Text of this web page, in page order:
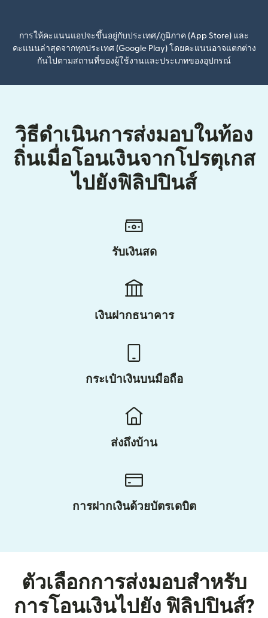
การให้คะแนนแอปจะขึ้นอยู่กับประเทศ/ภูมิภาค (App Store) และ
คะแนนล่าสุดจากทุกประเทศ (Google Play) โดยคะแนนอาจแตกต่าง
กันไปตามสถานที่ของผู้ใช้งานและประเภทของอุปกรณ์
วิธีดำเนินการส่งมอบในท้อง
ถิ่นเมื่อโอนเงินจากโปรตุเกส
ไปยังฟิลิปปินส์
รับเงินสด
เงินฝากธนาคาร
กระเป๋าเงินบนมือถือ
ส่งถึงบ้าน
การฝากเงินด้วยบัตรเดบิต
ตัวเลือกการส่งมอบสำหรับ
การโอนเงินไปยัง ฟิลิปปินส์?